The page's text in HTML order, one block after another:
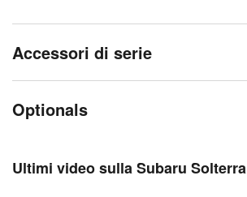
Accessori di serie
Optionals
Ultimi video sulla Subaru Solterra